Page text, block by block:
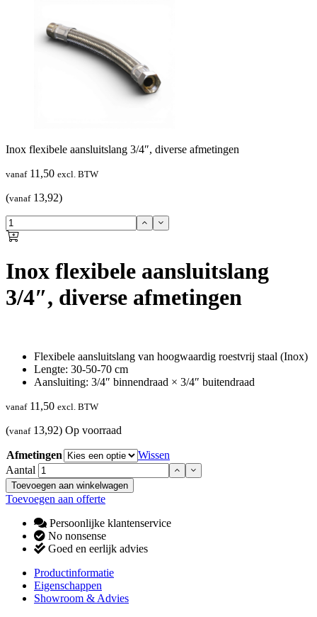
Inox flexibele aansluitslang 3/4″, diverse afmetingen
vanaf11,50 excl. BTW
(vanaf13,92)
Inox flexibele aansluitslang
3/4″, diverse afmetingen
Flexibele aansluitslang van hoogwaardig roestvrij staal (Inox)
Lengte: 30-50-70 cm
Aansluiting: 3/4″ binnendraad × 3/4″ buitendraad
vanaf11,50 excl. BTW
(vanaf13,92) Op voorraad
Afmetingen
Wissen
Aantal
Toevoegen aan winkelwagen
Toevoegen aan offerte
Persoonlijke klantenservice
No nonsense
Goed en eerlijk advies
Productinformatie
Eigenschappen
Showroom & Advies